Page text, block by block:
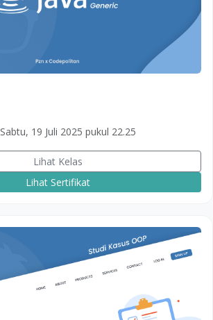
Sabtu, 19 Juli 2025 pukul 22.25
Lihat Kelas
Lihat Sertifikat